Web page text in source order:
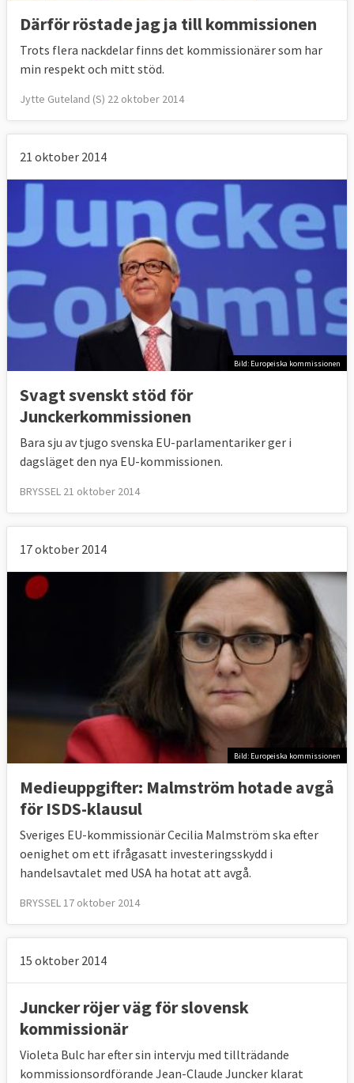
Därför röstade jag ja till kommissionen
Trots flera nackdelar finns det kommissionärer som har
min respekt och mitt stöd.
Jytte Guteland (S) 22 oktober 2014
21 oktober 2014
Bild: Europeiska kommissionen
Svagt svenskt stöd för
Junckerkommissionen
Bara sju av tjugo svenska EU-parlamentariker ger i
dagsläget den nya EU-kommissionen.
BRYSSEL 21 oktober 2014
17 oktober 2014
Bild: Europeiska kommissionen
Medieuppgifter: Malmström hotade avgå
för ISDS-klausul
Sveriges EU-kommissionär Cecilia Malmström ska efter
oenighet om ett ifrågasatt investeringsskydd i
handelsavtalet med USA ha hotat att avgå.
BRYSSEL 17 oktober 2014
15 oktober 2014
Juncker röjer väg för slovensk
kommissionär
Violeta Bulc har efter sin intervju med tillträdande
kommissionsordförande Jean-Claude Juncker klarat